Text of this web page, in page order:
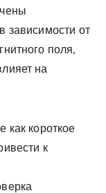
зависимости от
поля‚
на
как короткое
к